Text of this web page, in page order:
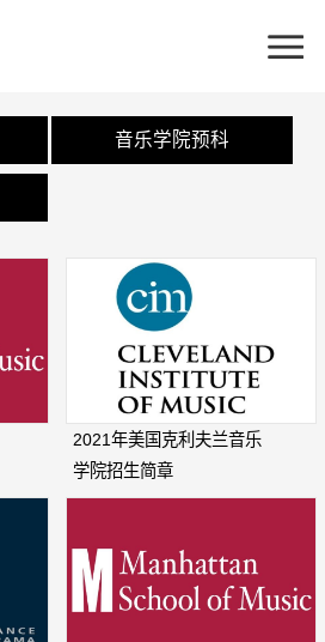
音乐学院预科
2021年美国克利夫兰音乐
学院招生简章